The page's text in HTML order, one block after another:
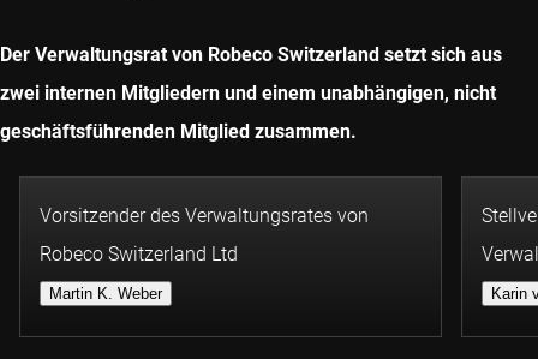
Der Verwaltungsrat von Robeco Switzerland setzt sich aus
zwei internen Mitgliedern und einem unabhängigen, nicht
geschäftsführenden Mitglied zusammen.
Vorsitzender des Verwaltungsrates von
Robeco Switzerland Ltd
Martin K. Weber Karin